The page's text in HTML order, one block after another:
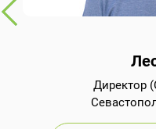
Директор